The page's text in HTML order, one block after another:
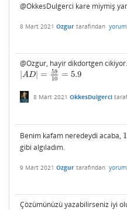
@OkkesDulgerci kare miymiş
8 Mart 2021 Ozgur tarafından
@Ozgur, hayir dikdortgen cikiyor.
AD =
59
10
= 5.9
|AD| =59 10 =5.9
8 Mart 2021 OkkesDulgerci
Benim kafam neredeydi acaba,
gibi algıladım.
9 Mart 2021 Ozgur tarafından
Çözümünüzü yazabilirseniz iyi